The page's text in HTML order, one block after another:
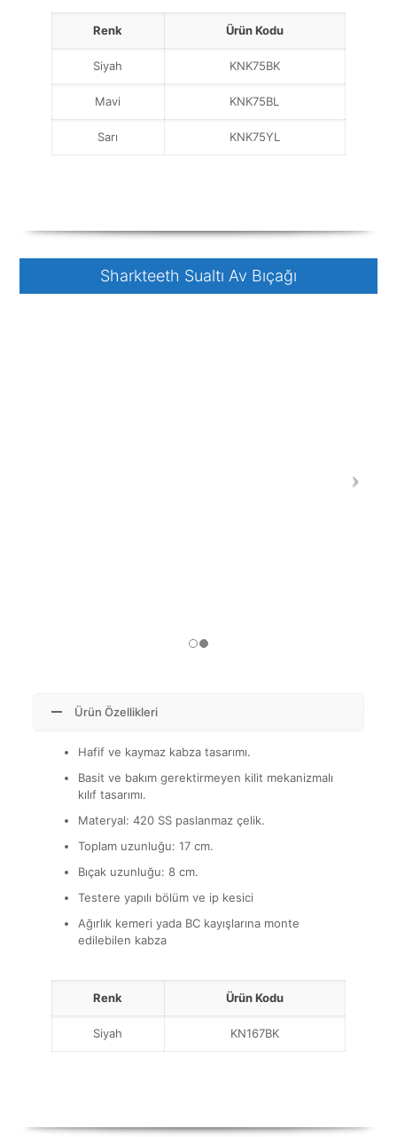
Renk Ürün Kodu
Siyah KNK75BK
Mavi KNK75BL
Sarı KNK75YL
Sharkteeth Sualtı Av Bıçağı
Ürün Özellikleri
Hafif ve kaymaz kabza tasarımı.
Basit ve bakım gerektirmeyen kilit mekanizmalı
kılıf tasarımı.
Materyal: 420 SS paslanmaz çelik.
Toplam uzunluğu: 17 cm.
Bıçak uzunluğu: 8 cm.
Testere yapılı bölüm ve ip kesici
Ağırlık kemeri yada BC kayışlarına monte
edilebilen kabza
Renk Ürün Kodu
Siyah KN167BK